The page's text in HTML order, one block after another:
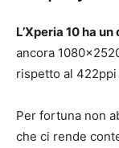
L’Xperia 10 ha
ancora
rispetto al 422ppi
Per fortuna non
che ci rende